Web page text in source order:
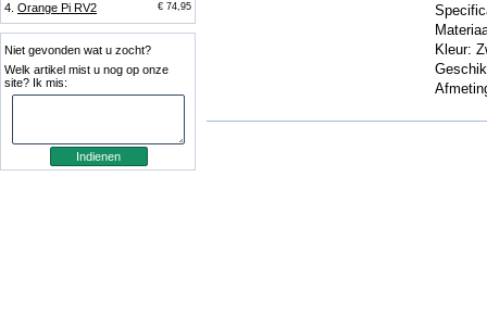
4. Orange Pi RV2 € 74,95
Niet gevonden wat u zocht?
Welk artikel mist u nog op onze
site? Ik mis:
Kleur: